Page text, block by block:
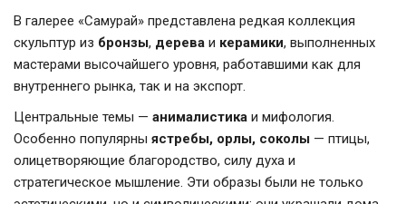
В галерее «Самурай» представлена редкая коллекция
скульптур из бронзы, дерева и керамики, выполненных
мастерами высочайшего уровня, работавшими как для
внутреннего рынка, так и на экспорт.
Центральные темы — анималистика и мифология.
Особенно популярны ястребы, орлы, соколы — птицы,
олицетворяющие благородство, силу духа и
стратегическое мышление. Эти образы были не только